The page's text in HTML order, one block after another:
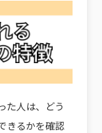
た人は、どう
きるかを確認